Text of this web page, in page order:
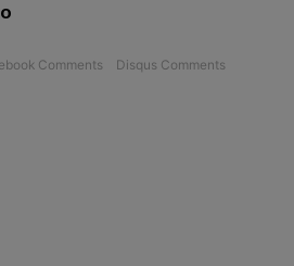
Comments Disqus Comments